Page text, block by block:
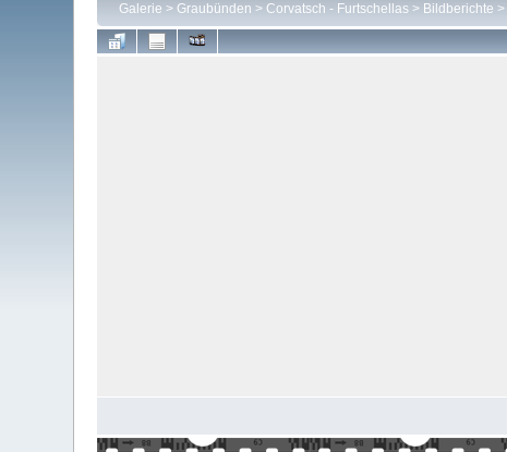
Galerie > Graubünden > Corvatsch - Furtschellas> Bildberichte >